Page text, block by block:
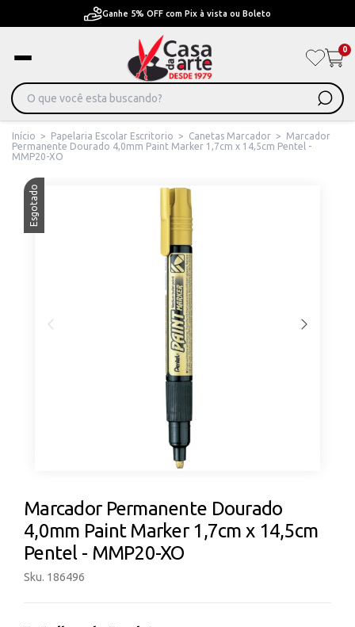
Pague em Até 6x sem juros ou ate 12x com juros
0
Início > Papelaria Escolar Escritorio > Canetas Marcador >
Marcador
Permanente Dourado 4,0mm Paint Marker 1,7cm x 14,5cm Pentel -
MMP20-XO
Esgotado
Marcador Permanente Dourado
4,0mm Paint Marker 1,7cm x 14,5cm
Pentel - MMP20-XO
Sku. 186496